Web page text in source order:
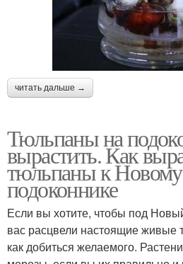
читать дальше →
Тюльпаны на
вырастить. Как
тюльпаны к Новому
подоконнике
Если вы хотите, чтобы под
вас расцвели настоящие живые
как добиться желаемого.